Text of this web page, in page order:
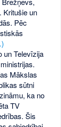
Kritušie un
Pēc
un Televīzija
Mākslas
sūtni
ka no
TV
Šis